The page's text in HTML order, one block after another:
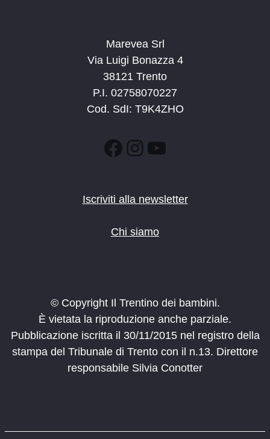
Marevea Srl
Via Luigi Bonazza 4
38121 Trento
P.I. 02758070227
Cod. SdI: T9K4ZHO
Facebook
Instagram
YouTube
Iscriviti alla newsletter
Chi siamo
© Copyright Il Trentino dei bambini.
È vietata la riproduzione anche parziale.
Pubblicazione iscritta il 30/11/2015 nel registro della
stampa del Tribunale di Trento con il n.13. Direttore
responsabile Silvia Conotter